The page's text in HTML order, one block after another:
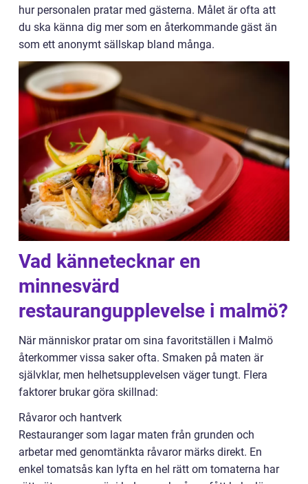
hur personalen pratar med gästerna. Målet är ofta att
du ska känna dig mer som en återkommande gäst än
som ett anonymt sällskap bland många.
Vad kännetecknar en
minnesvärd
restaurangupplevelse i malmö?
När människor pratar om sina favoritställen i Malmö
återkommer vissa saker ofta. Smaken på maten är
självklar, men helhetsupplevelsen väger tungt. Flera
faktorer brukar göra skillnad:
Råvaror och hantverk
Restauranger som lagar maten från grunden och
arbetar med genomtänkta råvaror märks direkt. En
enkel tomatsås kan lyfta en hel rätt om tomaterna har